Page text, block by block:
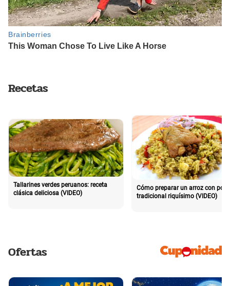
Recetas
Tallarines verdes peruanos: receta
clásica deliciosa (VIDEO)
Cómo preparar un arroz con pollo
tradicional riquísimo (VIDEO)
Ofertas